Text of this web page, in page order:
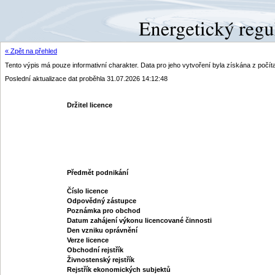
« Zpět na přehled
Tento výpis má pouze informativní charakter. Data pro jeho vytvoření byla získána z
Poslední aktualizace dat proběhla 31.07.2026 14:12:48
Držitel licence
Předmět podnikání
Číslo licence
Odpovědný zástupce
Poznámka pro obchod
Datum zahájení výkonu licencované činnosti
Den vzniku oprávnění
Verze licence
Obchodní rejstřík
Živnostenský rejstřík
Rejstřík ekonomických subjektů